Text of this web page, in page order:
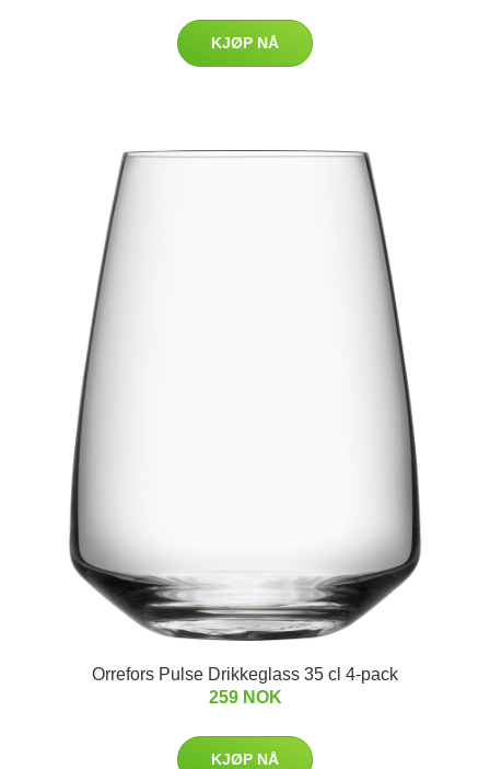
KJØP NÅ
Orrefors Pulse Drikkeglass 35 cl 4-pack
259 NOK
KJØP NÅ